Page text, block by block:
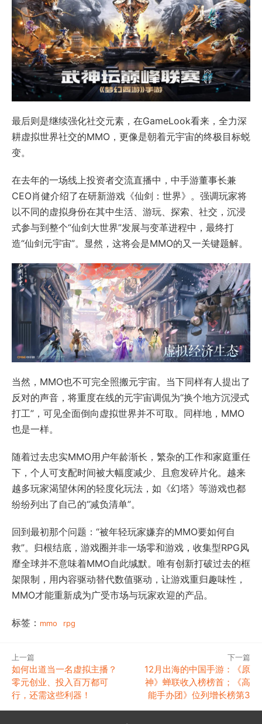
最后则是继续强化社交元素，在GameLook看来，全力深
耕虚拟世界社交的MMO，更像是朝着元宇宙的终极目标蜕
变。
在去年的一场线上投资者交流直播中，中手游董事长兼
CEO肖健介绍了在研新游戏《仙剑：世界》。强调玩家将
以不同的虚拟身份在其中生活、游玩、探索、社交，沉浸
式参与到整个“仙剑大世界”发展与变革进程中，最终打
造“仙剑元宇宙”。显然，这将会是MMO的又一关键题解。
当然，MMO也不可完全照搬元宇宙。当下同样有人提出了
反对的声音，将重度在线的元宇宙调侃为“换个地方沉浸式
打工”，可见全面倒向虚拟世界并不可取。同样地，MMO
也是一样。
随着过去忠实MMO用户年龄渐长，繁杂的工作和家庭重任
下，个人可支配时间被大幅度减少、且愈发碎片化。越来
越多玩家渴望休闲的轻度化玩法，如《幻塔》等游戏也都
纷纷列出了自己的“减负清单”。
回到最初那个问题：“被年轻玩家嫌弃的MMO要如何自
救”。归根结底，游戏圈并非一场零和游戏，收集型RPG风
靡全球并不意味着MMO自此缄默。唯有创新打破过去的框
架限制，用内容驱动替代数值驱动，让游戏重归趣味性，
MMO才能重新成为广受市场与玩家欢迎的产品。
标签： mmo rpg
上一篇
如何出道当一名虚拟主播？
零元创业、投入百万都可
行，还需这些利器！
下一篇
12月出海的中国手游：《原
神》蝉联收入榜榜首；《高
能手办团》位列增长榜第3